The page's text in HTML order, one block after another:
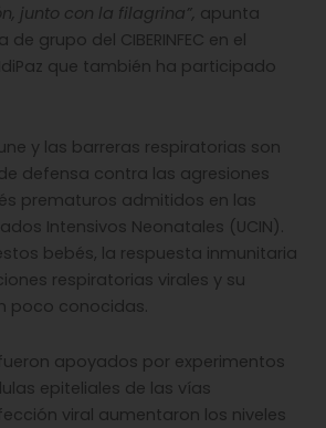
junto con la filagrina”, apunta
grupo del CIBERINFEC en el
que también ha participado
y las barreras respiratorias son
defensa contra las agresiones
prematuros admitidos en las
Intensivos Neonatales (UCIN).
bebés, la respuesta inmunitaria
respiratorias virales y su
poco conocidas.
apoyados por experimentos
epiteliales de las vías
viral aumentaron los niveles